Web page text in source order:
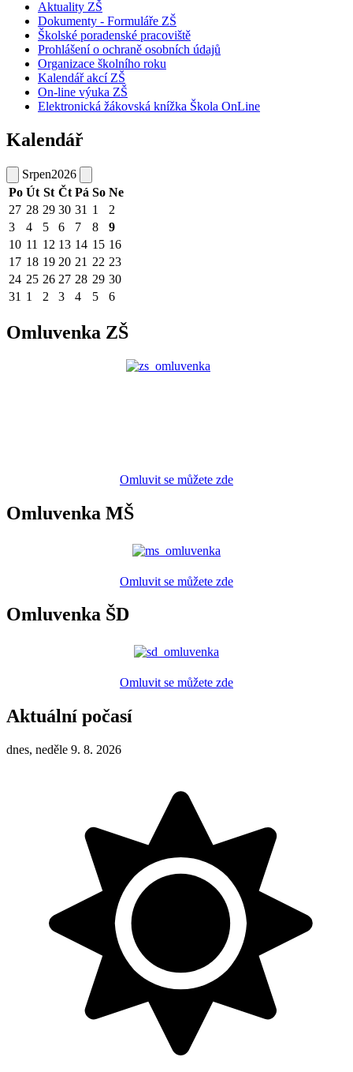
Aktuality ZŠ
Dokumenty - Formuláře ZŠ
Školské poradenské pracoviště
Prohlášení o ochraně osobních údajů
Organizace školního roku
Kalendář akcí ZŠ
On-line výuka ZŠ
Elektronická žákovská knížka Škola OnLine
Kalendář
Srpen2026
Po Út St Čt Pá So Ne
27 28 29 30 31 1
2
3
4 5 6 7 8
9
10 11 12 13 14 15 16
17 18 19 20 21 22 23
24 25 26 27 28 29 30
31 1 2 3 4 5 6
Omluvenka ZŠ
Omluvit se můžete zde
Omluvenka MŠ
Omluvit se můžete zde
Omluvenka ŠD
Omluvit se můžete zde
Aktuální počasí
dnes, neděle 9. 8. 2026